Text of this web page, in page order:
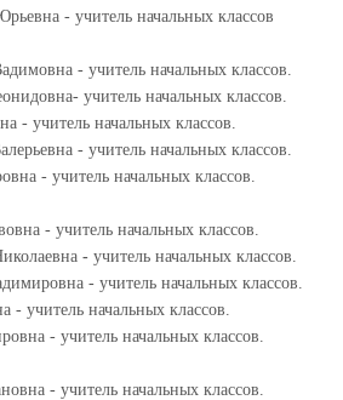
- учитель начальных классов
- учитель начальных классов.
учитель начальных классов.
- учитель начальных классов.
- учитель начальных классов.
- учитель начальных классов.
- учитель начальных классов.
- учитель начальных классов.
- учитель начальных классов.
- учитель начальных классов.
- учитель начальных классов.
- учитель начальных классов.